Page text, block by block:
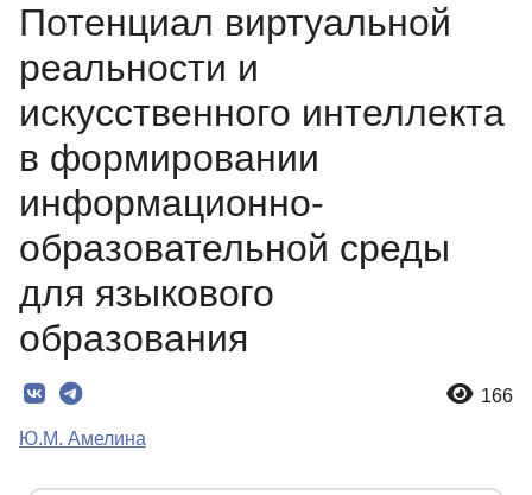
Регистрация
Вход
Потенциал виртуальной
реальности и
искусственного интеллекта
в формировании
информационно-
образовательной среды
для языкового
образования
166
Ю.М. Амелина